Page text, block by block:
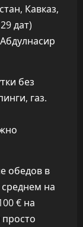
Кавказ,
дат)
Абдулнасир
без
газ.
обедов в
на
€ на